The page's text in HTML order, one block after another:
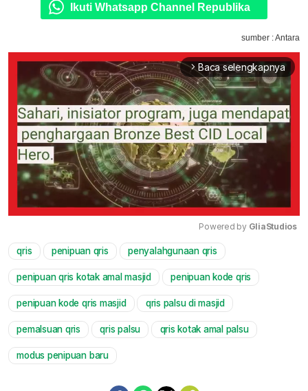
Ikuti Whatsapp Channel Republika
sumber : Antara
arrow_forward_ios Baca selengkapnya
Powered by GliaStudios
qris penipuan qris penyalahgunaan qris
penipuan qris kotak amal masjid penipuan kode qris
penipuan kode qris masjid qris palsu di masjid
pemalsuan qris qris palsu qris kotak amal palsu
modus penipuan baru